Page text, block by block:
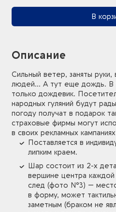
В
Описание
Сильный ветер, заняты руки,
людей... А тут еще дождь. В
только дождевик.
народных гуляний будут
погоду получат в подарок
страховые фирмы могут
в своих рекламных
Поставляется в
липким краем.
Шар состоит из 2-х
вершине центра каждой
след (фото №3) — место
в форму, может
заметным (браком не